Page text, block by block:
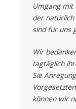
Umgang mit
der
sind für uns
Wir
tagtäglich
Sie
können wir